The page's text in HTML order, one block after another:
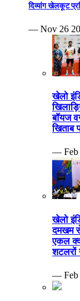
दिव्यांग खेलकूट
— Nov 26
खेलो
बॉयज
खिताब
— Feb
खेलो
दमखम
एकल
शटलरों
— Feb